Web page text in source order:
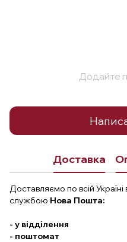
Додайте
Доставка
Доставляємо по всій
службою Нова Пошта:
- у відділення
- поштомат